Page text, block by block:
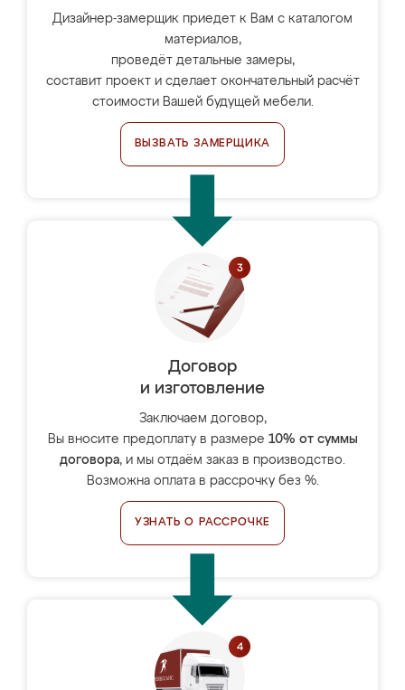
Дизайнер-замерщик приедет к Вам с каталогом
материалов,
проведёт детальные замеры,
составит проект и сделает окончательный расчёт
стоимости Вашей будущей мебели.
ВЫЗВАТЬ ЗАМЕРЩИКА
Договор
и изготовление
Заключаем договор,
Вы вносите предоплату в размере 10% от суммы
договора, и мы отдаём заказ в производство.
Возможна оплата в рассрочку без %.
УЗНАТЬ О РАССРОЧКЕ